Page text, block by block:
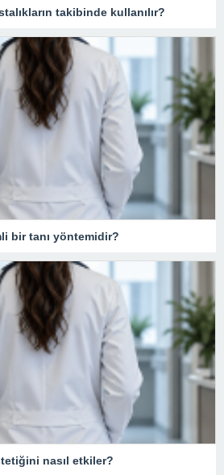
takibinde kullanılır?
bir tanı yöntemidir?
nasıl etkiler?